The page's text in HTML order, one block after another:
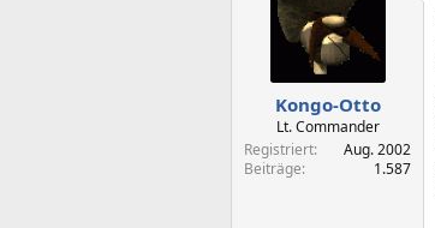
Kongo-Otto
Lt. Commander
Registriert
Aug. 2002
Beiträge
1.587